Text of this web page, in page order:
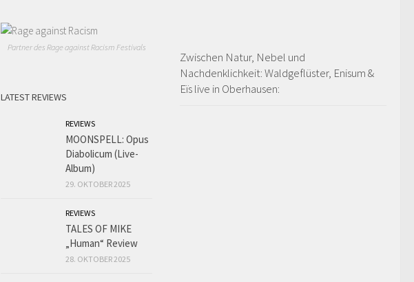
Zwischen Natur, Nebel und
Nachdenklichkeit: Waldgeflüster, Enisum &
Eïs live in Oberhausen:
Partner des Rage against Racism Festivals
LATEST REVIEWS
REVIEWS
MOONSPELL: Opus
Diabolicum (Live-
Album)
29. OKTOBER 2025
REVIEWS
TALES OF MIKE
„Human“ Review
28. OKTOBER 2025